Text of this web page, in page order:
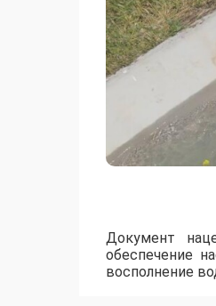
​Документ
обеспечение
восполнение